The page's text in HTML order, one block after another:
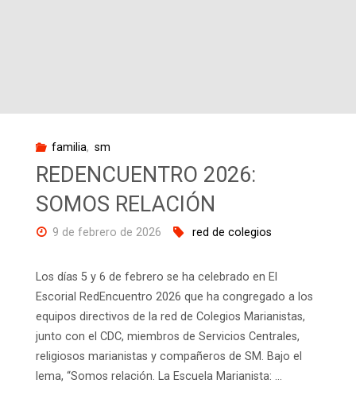
familia, sm
REDENCUENTRO 2026:
SOMOS RELACIÓN
9 de febrero de 2026 red de colegios
Los días 5 y 6 de febrero se ha celebrado en El
Escorial RedEncuentro 2026 que ha congregado a los
equipos directivos de la red de Colegios Marianistas,
junto con el CDC, miembros de Servicios Centrales,
religiosos marianistas y compañeros de SM. Bajo el
lema, “Somos relación. La Escuela Marianista: …